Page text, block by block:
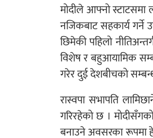
मोदीले आफ्नो स्टाटसमा
नजिकबाट सहकार्य
छिमेकी पहिलो
विशेष र बहुआयामिक
गरेर दुई देशबीचको
रास्वपा सभापति
गरिरहेको छ ।
बनाउने अवसरका रूपमा